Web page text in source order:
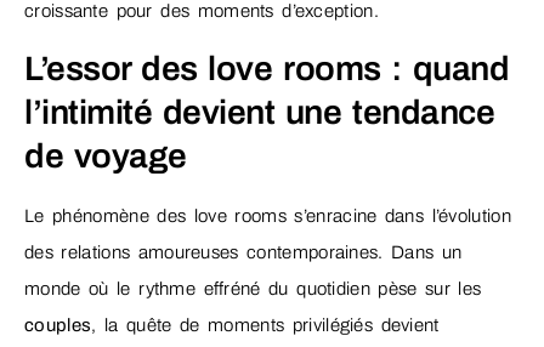
croissante pour des moments d’exception.
L’essor des love rooms : quand
l’intimité devient une tendance
de voyage
Le phénomène des love rooms s’enracine dans l’évolution
des relations amoureuses contemporaines. Dans un
monde où le rythme effréné du quotidien pèse sur les
couples, la quête de moments privilégiés devient